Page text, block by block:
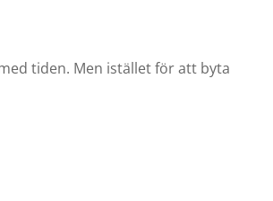
tiden. Men istället för att byta